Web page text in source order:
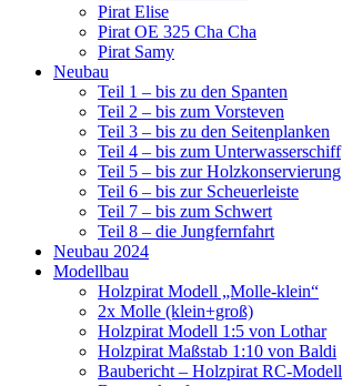
Pirat Elise
Pirat OE 325 Cha Cha
Pirat Samy
Neubau
Teil 1 – bis zu den Spanten
Teil 2 – bis zum Vorsteven
Teil 3 – bis zu den Seitenplanken
Teil 4 – bis zum Unterwasserschiff
Teil 5 – bis zur Holzkonservierung
Teil 6 – bis zur Scheuerleiste
Teil 7 – bis zum Schwert
Teil 8 – die Jungfernfahrt
Neubau 2024
Modellbau
Holzpirat Modell „Molle-klein“
2x Molle (klein+groß)
Holzpirat Modell 1:5 von Lothar
Holzpirat Maßstab 1:10 von Baldi
Baubericht – Holzpirat RC-Modell